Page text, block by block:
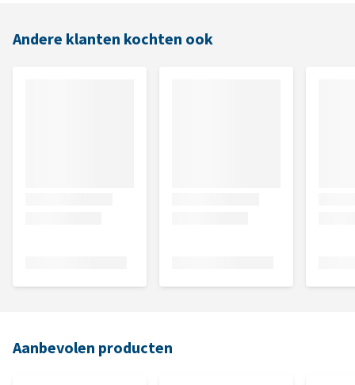
Andere klanten kochten ook
Aanbevolen producten